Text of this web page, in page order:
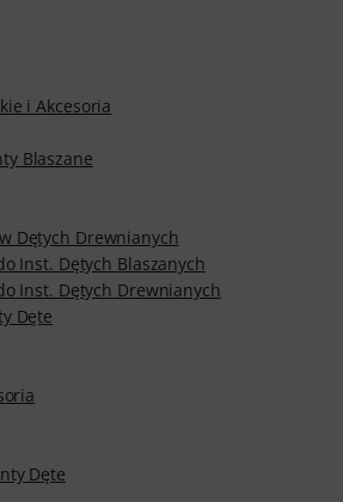
i Akcesoria
Blaszane
Dętych Drewnianych
Inst. Dętych Blaszanych
Inst. Dętych Drewnianych
Dęte
Dęte